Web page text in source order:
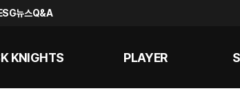
뉴스Q&A
KNIGHTS PLAYER